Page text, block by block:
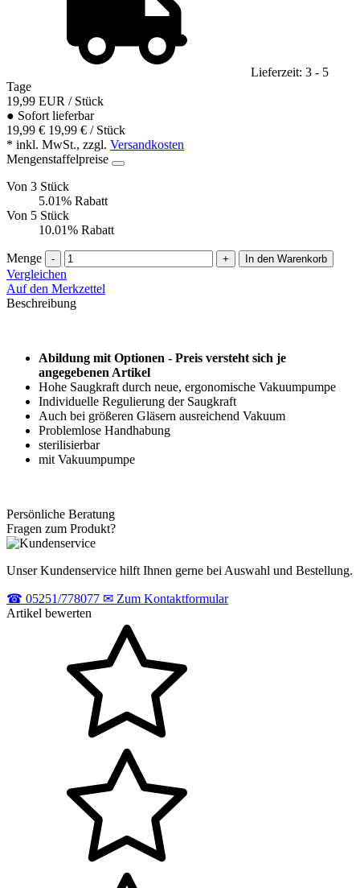
Lieferzeit: 3 - 5
Tage
19,99 EUR / Stück
● Sofort lieferbar
19,99 € 19,99 € / Stück
* inkl. MwSt., zzgl. Versandkosten
Mengenstaffelpreise
Von 3 Stück
5.01% Rabatt
Von 5 Stück
10.01% Rabatt
Menge - + In den Warenkorb
Vergleichen
Auf den Merkzettel
Beschreibung
Abildung mit Optionen - Preis versteht sich je
angegebenen Artikel
Hohe Saugkraft durch neue, ergonomische Vakuumpumpe
Individuelle Regulierung der Saugkraft
Auch bei größeren Gläsern ausreichend Vakuum
Problemlose Handhabung
sterilisierbar
mit Vakuumpumpe
Persönliche Beratung
Fragen zum Produkt?
Unser Kundenservice hilft Ihnen gerne bei Auswahl und Bestellung.
☎ 05251/778077 ✉ Zum Kontaktformular
Artikel bewerten